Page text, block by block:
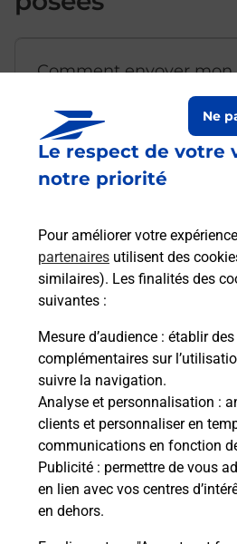
Le respect de votre
notre priorité
Pour améliorer votre
partenaires utilisent des
similaires). Les finalités des
suivantes :
Mesure d’audience : établir
complémentaires sur
suivre la navigation.
Analyse et personnalisation :
clients et personnaliser en
communications en fonction
Publicité : permettre de vous
en lien avec vos centres
en dehors.
Ne
Comment envoyer mon
Est-il possible d’acheter
emballage directement
Comment demander
modification de livraison
Comment La Poste
à votre sécurité au
Puis-je passer mon
avec La Poste et sous
conditions ?